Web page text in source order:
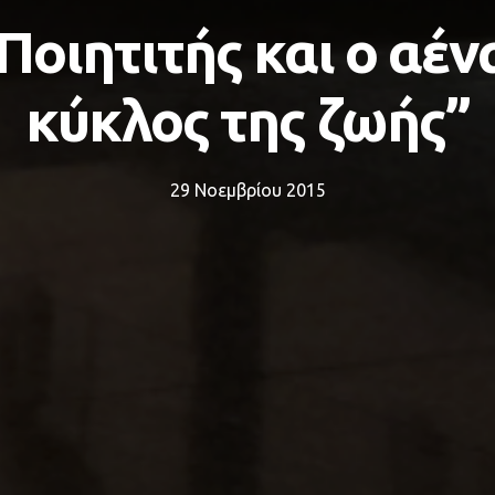
και ο
κύκλος της ζωής’’
29 Νοεμβρίου 2015